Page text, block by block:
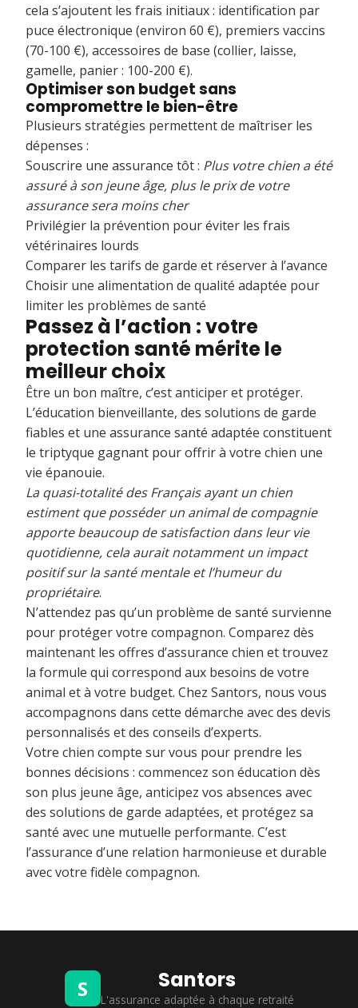
cela s’ajoutent les frais initiaux : identification par
puce électronique (environ 60 €), premiers vaccins
(70-100 €), accessoires de base (collier, laisse,
gamelle, panier : 100-200 €).
Optimiser son budget sans
compromettre le bien-être
Plusieurs stratégies permettent de maîtriser les
dépenses :
Souscrire une assurance tôt : Plus votre chien a été
assuré à son jeune âge, plus le prix de votre
assurance sera moins cher
Privilégier la prévention pour éviter les frais
vétérinaires lourds
Comparer les tarifs de garde et réserver à l’avance
Choisir une alimentation de qualité adaptée pour
limiter les problèmes de santé
Passez à l’action : votre
protection santé mérite le
meilleur choix
Être un bon maître, c’est anticiper et protéger.
L’éducation bienveillante, des solutions de garde
fiables et une assurance santé adaptée constituent
le triptyque gagnant pour offrir à votre chien une
vie épanouie.
La quasi-totalité des Français ayant un chien
estiment que posséder un animal de compagnie
apporte beaucoup de satisfaction dans leur vie
quotidienne, cela aurait notamment un impact
positif sur la santé mentale et l’humeur du
propriétaire.
N’attendez pas qu’un problème de santé survienne
pour protéger votre compagnon. Comparez dès
maintenant les offres d’assurance chien et trouvez
la formule qui correspond aux besoins de votre
animal et à votre budget. Chez Santors, nous vous
accompagnons dans cette démarche avec des devis
personnalisés et des conseils d’experts.
Votre chien compte sur vous pour prendre les
bonnes décisions : commencez son éducation dès
son plus jeune âge, anticipez vos absences avec
des solutions de garde adaptées, et protégez sa
santé avec une mutuelle performante. C’est
l’assurance d’une relation harmonieuse et durable
avec votre fidèle compagnon.
S Santors
L'assurance adaptée à chaque retraité